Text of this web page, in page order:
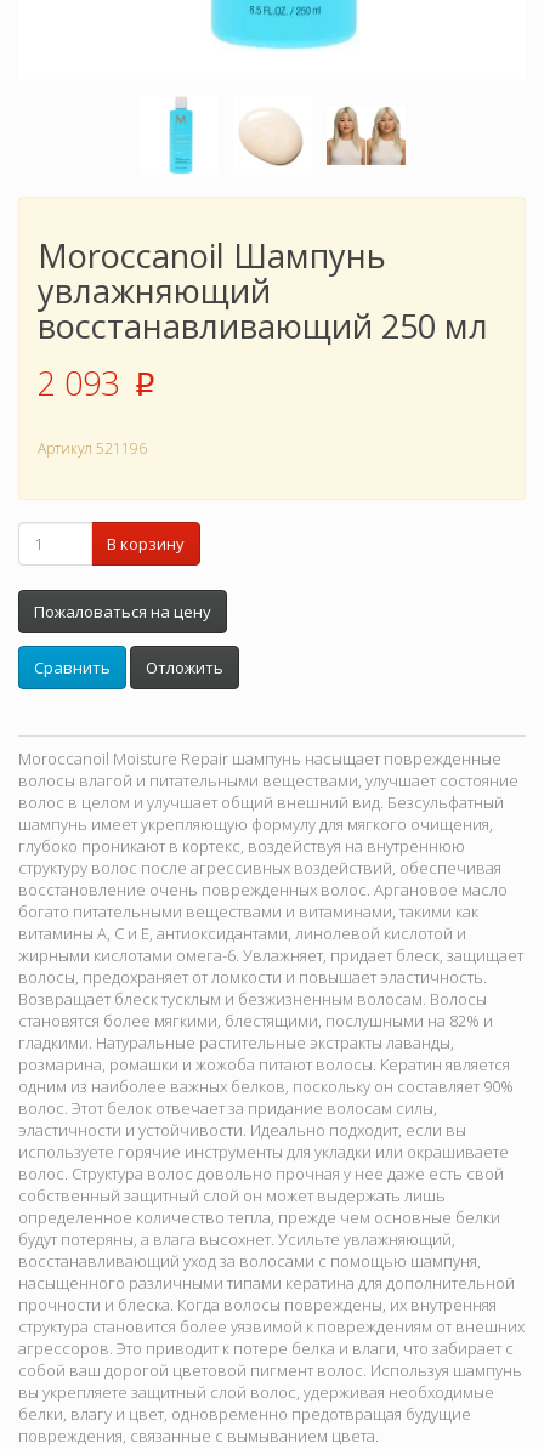
Moroccanoil Шампунь
увлажняющий
восстанавливающий 250 мл
2 093 p
Артикул 521196
В корзину
Пожаловаться на цену
Сравнить Отложить
Moroccanoil Moisture Repair шампунь насыщает поврежденные
волосы влагой и питательными веществами, улучшает состояние
волос в целом и улучшает общий внешний вид. Безсульфатный
шампунь имеет укрепляющую формулу для мягкого очищения,
глубоко проникают в кортекс, воздействуя на внутреннюю
структуру волос после агрессивных воздействий, обеспечивая
восстановление очень поврежденных волос. Аргановое масло
богато питательными веществами и витаминами, такими как
витамины А, С и Е, антиоксидантами, линолевой кислотой и
жирными кислотами омега-6. Увлажняет, придает блеск, защищает
волосы, предохраняет от ломкости и повышает эластичность.
Возвращает блеск тусклым и безжизненным волосам. Волосы
становятся более мягкими, блестящими, послушными на 82% и
гладкими. Натуральные растительные экстракты лаванды,
розмарина, ромашки и жожоба питают волосы. Кератин является
одним из наиболее важных белков, поскольку он составляет 90%
волос. Этот белок отвечает за придание волосам силы,
эластичности и устойчивости. Идеально подходит, если вы
используете горячие инструменты для укладки или окрашиваете
волос. Структура волос довольно прочная у нее даже есть свой
собственный защитный слой он может выдержать лишь
определенное количество тепла, прежде чем основные белки
будут потеряны, а влага высохнет. Усильте увлажняющий,
восстанавливающий уход за волосами с помощью шампуня,
насыщенного различными типами кератина для дополнительной
прочности и блеска. Когда волосы повреждены, их внутренняя
структура становится более уязвимой к повреждениям от внешних
агрессоров. Это приводит к потере белка и влаги, что забирает с
собой ваш дорогой цветовой пигмент волос. Используя шампунь
вы укрепляете защитный слой волос, удерживая необходимые
белки, влагу и цвет, одновременно предотвращая будущие
повреждения, связанные с вымыванием цвета.